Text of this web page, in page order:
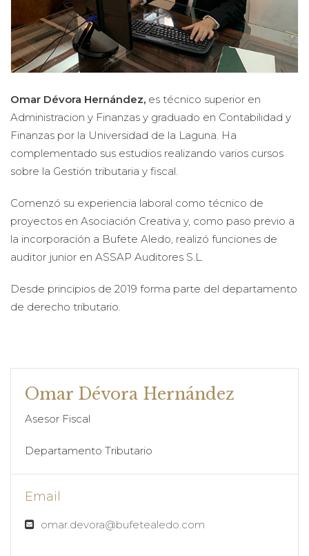
Omar Dévora Hernández, es técnico superior en
Administracion y Finanzas y graduado en Contabilidad y
Finanzas por la Universidad de la Laguna. Ha
complementado sus estudios realizando varios cursos
sobre la Gestión tributaria y fiscal.
Comenzó su experiencia laboral como técnico de
proyectos en Asociación Creativa y, como paso previo a
la incorporación a Bufete Aledo, realizó funciones de
auditor junior en ASSAP Auditores S.L.
Desde principios de 2019 forma parte del departamento
de derecho tributario.
Omar Dévora Hernández
Asesor Fiscal
Departamento Tributario
Email
omar.devora@bufetealedo.com